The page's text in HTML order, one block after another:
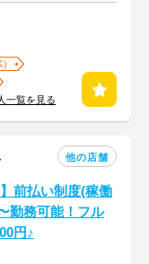
一覧を見る
他の店舗
前払い制度(稼働
勤務可能！フル
円♪